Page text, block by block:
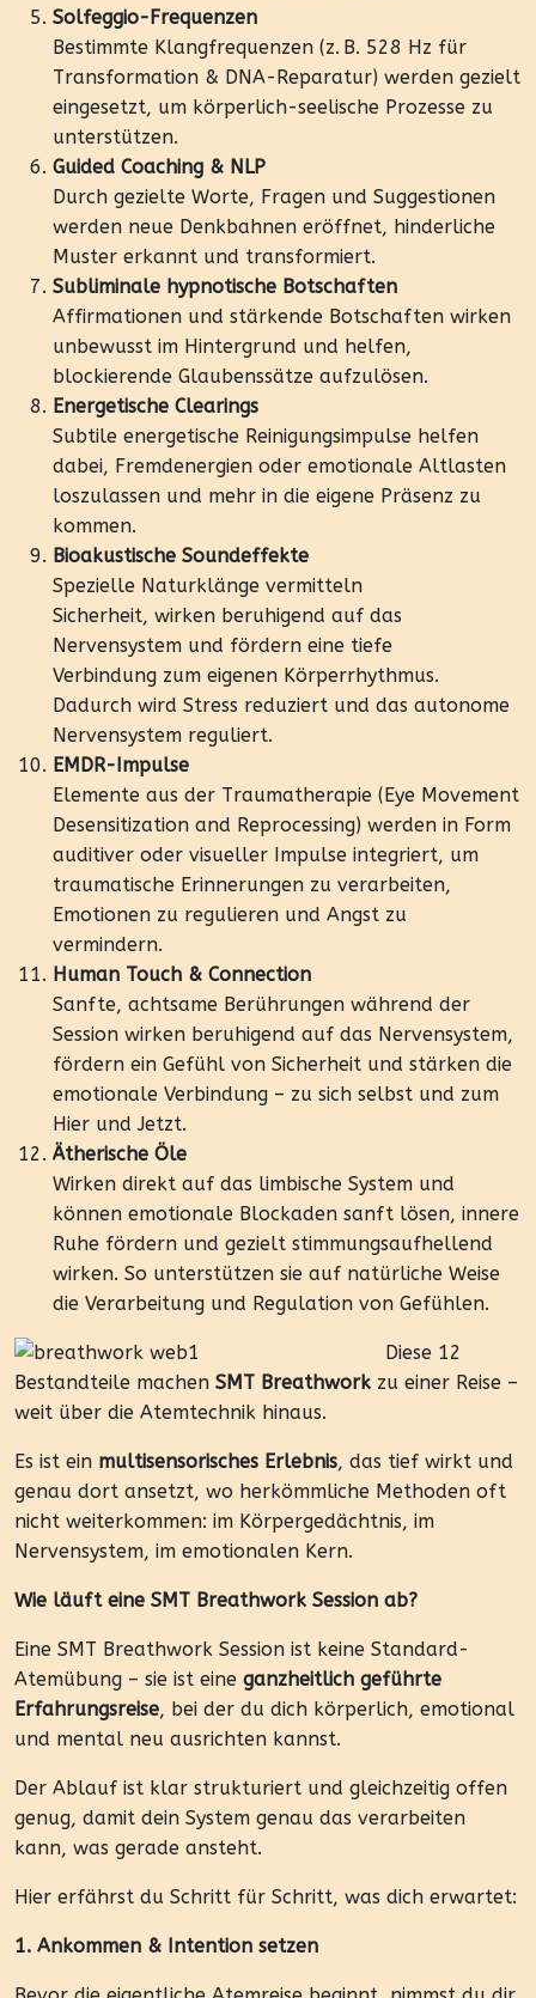
Solfeggio-Frequenzen
Bestimmte Klangfrequenzen (z. B. 528 Hz für
Transformation & DNA-Reparatur) werden gezielt
eingesetzt, um körperlich-seelische Prozesse zu
unterstützen.
Guided Coaching & NLP
Durch gezielte Worte, Fragen und Suggestionen
werden neue Denkbahnen eröffnet, hinderliche
Muster erkannt und transformiert.
Subliminale hypnotische Botschaften
Affirmationen und stärkende Botschaften wirken
unbewusst im Hintergrund und helfen,
blockierende Glaubenssätze aufzulösen.
Energetische Clearings
Subtile energetische Reinigungsimpulse helfen
dabei, Fremdenergien oder emotionale Altlasten
loszulassen und mehr in die eigene Präsenz zu
kommen.
Bioakustische Soundeffekte
Spezielle Naturklänge vermitteln
Sicherheit, wirken beruhigend auf das
Nervensystem und fördern eine tiefe
Verbindung zum eigenen Körperrhythmus.
Dadurch wird Stress reduziert und das autonome
Nervensystem reguliert.
EMDR-Impulse
Elemente aus der Traumatherapie (Eye Movement
Desensitization and Reprocessing) werden in Form
auditiver oder visueller Impulse integriert, um
traumatische Erinnerungen zu verarbeiten,
Emotionen zu regulieren und Angst zu
vermindern.
Human Touch & Connection
Sanfte, achtsame Berührungen während der
Session wirken beruhigend auf das Nervensystem,
fördern ein Gefühl von Sicherheit und stärken die
emotionale Verbindung – zu sich selbst und zum
Hier und Jetzt.
Ätherische Öle
Wirken direkt auf das limbische System und
können emotionale Blockaden sanft lösen, innere
Ruhe fördern und gezielt stimmungsaufhellend
wirken. So unterstützen sie auf natürliche Weise
die Verarbeitung und Regulation von Gefühlen.
Diese 12
Bestandteile machen SMT Breathwork zu einer Reise –
weit über die Atemtechnik hinaus.
Es ist ein multisensorisches Erlebnis, das tief wirkt und
genau dort ansetzt, wo herkömmliche Methoden oft
nicht weiterkommen: im Körpergedächtnis, im
Nervensystem, im emotionalen Kern.
Wie läuft eine SMT Breathwork Session ab?
Eine SMT Breathwork Session ist keine Standard-
Atemübung – sie ist eine ganzheitlich geführte
Erfahrungsreise, bei der du dich körperlich, emotional
und mental neu ausrichten kannst.
Der Ablauf ist klar strukturiert und gleichzeitig offen
genug, damit dein System genau das verarbeiten
kann, was gerade ansteht.
Hier erfährst du Schritt für Schritt, was dich erwartet:
1. Ankommen & Intention setzen